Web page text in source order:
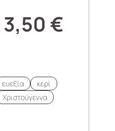
3,50 €
ευεξία
κερί
Χριστούγεννα